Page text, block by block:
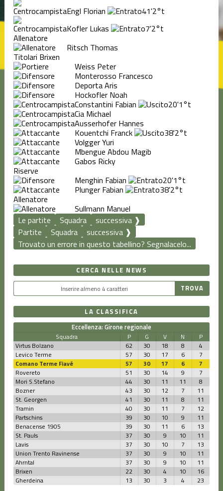
Engl Florian
41'2°t
Kofler Lukas
7'2°t
Allenatore
Ritsch Thomas
Titolari Brixen
Weiss Peter
Monterosso Francesco
Deporta Aris
Hockofler Noah
Constantini Fabian 20'1°t
Cia Michael
Ausserhofer Hannes
Kouentchi Franck 38'2°t
Volgger Yuri
Mbengue Abdou Magib
Gabos Ricky
Riserve
Menghin Fabian 20'1°t
Plunger Fabian 38'2°t
Allenatore
Sullmann Manuel
Le partite
Squadra
successiva ❱
Partite
Squadra
successiva ❱
Trovato un errore in questo tabellino? Segnalacelo...
CERCA NELLE NEWS
LA CLASSIFICA
Eccellenza: Girone regionale
Squadra P G V N
P
Virtus Bolzano
62 30 18 8
4
Levico Terme
57 30 17 6
7
Comano Terme Fiavé
57 30 17 6
7
Rovereto
51 30 14 9
7
Mori S.Stefano
44 30 11 11
8
Bozner
43 30 12 7
11
St. Georgen
41 30 11 8
11
Tramin
40 30 11 7
12
Partschins
39 30 10 9
11
Benacense 1905
39 30 11 6
13
St. Pauls
37 30 9 10
11
Lavis
37 30 10 7
13
Union Trento Ravinense
37 30 9 10
11
Ahrntal
37 30 9 10
11
Brixen
22 30 4 10
16
Gherdeina
13 30 3 4 23